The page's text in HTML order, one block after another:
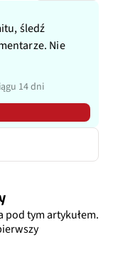
śledź
Nie
14 dni
pod tym artykułem.